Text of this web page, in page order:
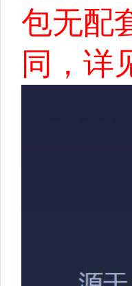
包无配
同，详